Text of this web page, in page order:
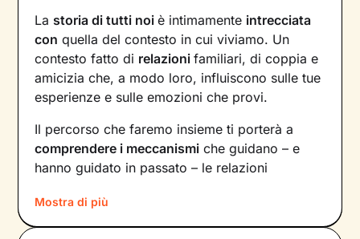
La storia di tutti noiè intimamente intrecciata
con quella del contesto in cui viviamo. Un
contesto fatto di relazionifamiliari, di coppia e
amicizia che, a modo loro, influiscono sulle tue
esperienze e sulle emozioni che provi.
Il percorso che faremo insieme ti porterà a
comprendere i meccanismi che guidano – e
hanno guidato in passato – le relazioni
Vedrai il tuo mondo sotto una luce diversa e
scoprirainuovi significatialla base di ciò che
Mostra di più